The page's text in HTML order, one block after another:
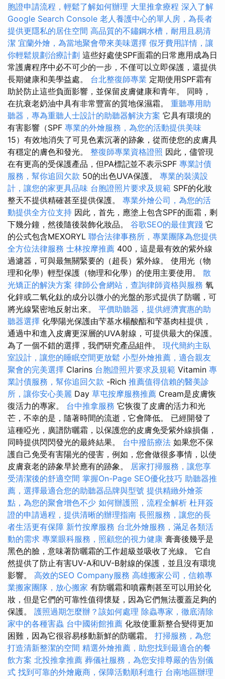
胞證申請流程，輕鬆了解如何辦理 大里推拿療程 深入了解
Google Search Console 老人養護中心的單人房，為長者
提供更隱私的居住空間 高品質的不鏽鋼水槽，耐用且易清
潔 宜蘭外燴，為當地聚會帶來美味選擇 假牙費用詳情，讓
你輕鬆規劃治療計劃 這些好處使SPF面霜的日常應用成為日
常護膚程序中必不可少的一步，不僅可以立即保護，還提供
長期健康和美學益處。 台北整復師專業 定期使用SPF霜有
助於防止這些負面影響，並保留皮膚健康和青年。 同時，
在抗衰老奶油中具有非常豐富的質地保濕霜。 重聽專用助
聽器，專為重聽人士設計的助聽器解決方案 它具有環境的
有害影響（SPF 專業的外燴服務，為您的活動提供美味
15）有效地消失了可見色素沉著的跡象，從而使您的皮膚具
有穩定的膚色和發光。 整復師專業資格證照 因此，儘管現
在有更高的受保護產品，但PA標記並不表示SPF 專業討債
服務，幫你追回欠款 50的出色UVA保護。 專業的裝潢設
計，讓您的家更具品味 台胞證照片要求及規範 SPF的化妝
整天不提供精確甚至提供保護。 專業外燴公司，為您的活
動提供全方位支持 因此，首先，應塗上包含SPF的面霜，剩
下幾分鐘，然後隨後裝飾化妝品。 谷歌SEO的最佳實踐 它
的公式包含MEXORYL 聯合法律事務所，專業團隊為您提供
全方位法律服務 士林按摩推薦 400，這是最有效的紫外線
過濾器，可與最無關緊要的（超長）紫外線。 使用光（物
理和化學）輕型保護（物理和化學）的使用主要使用。 散
光矯正的解決方案 律師公會網站，查詢律師資格與服務 氧
化鋅或二氧化鈦的成分以微小的光盤的形式提供了防曬，可
將光線緊密地反射出來。 平價助聽器，提供經濟實惠的助
聽器選擇 化學陽光保護由芐基水楊酸酯和芐基肉桂提供，
通過中和進入皮膚更深層的UVA射線，可提供最大的保護。
為了一個不錯的選擇，我們研究產品組件。 現代簡約主臥
室設計，讓您的睡眠空間更放鬆 小型外燴推薦，適合親友
聚會的完美選擇 Clarins 台胞證照片要求及規範 Vitamin 專
業討債服務，幫你追回欠款 -Rich 推薦值得信賴的醫美診
所，讓你安心美麗 Day 草屯按摩服務推薦 Cream是皮膚恢
復活力的專家。 台中推拿服務 它恢復了皮膚的活力和光
芒，不幸的是，隨著時間的流逝，它會降低。 已經開發了
這種啞光，廣譜防曬霜，以保護您的皮膚免受紫外線損傷，
同時提供閃閃發光的最終結果。 台中撥筋療法 如果您不保
護自己免受有害陽光的侵害，例如，您會做很多事情，以使
皮膚衰老的跡象早於應有的跡象。 居家打掃服務，讓您享
受清潔後的舒適空間 掌握On-Page SEO優化技巧 助聽器推
薦，選擇最適合您的助聽器品牌與型號 提供精緻外燴茶
點，為您的聚會增色不少 如何辦護照，流程全解析 杜拜簽
證的申請過程，提供清晰的辦理指南 長照服務，讓您的長
者生活更有保障 新竹按摩服務 台北外燴服務，滿足各類活
動的需求 專業眼科服務，照顧您的視力健康 膏膏後幾乎是
黑色的臉，意味著防曬霜的工作超級並吸收了光線。 它自
然提供了防止有害UV-A和UV-B射線的保護，並且沒有環境
影響。 高效的SEO Company服務 高雄搬家公司，信賴專
業搬家團隊，放心搬家 有防曬霜和噴霧劑甚至可以用於化
妝，但是它們的可靠性值得懷疑，因為它們無法覆蓋足夠的
保護。 護照過期怎麼辦？該如何處理 除蟲專家，徹底清除
家中的各種害蟲 台中國術館推薦 化妝使重新整合變得更加
困難，因為它很容易移動新鮮的防曬霜。 打掃服務，為您
打造清新整潔的空間 精選外燴推薦，助您找到最適合的餐
飲方案 北投推拿推薦 葬儀社服務，為您安排尊嚴的告別儀
式 找到可靠的外燴廠商，保障活動順利進行 台南地區辦理